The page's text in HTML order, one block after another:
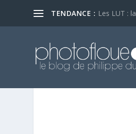
TENDANCE : Les LUT :